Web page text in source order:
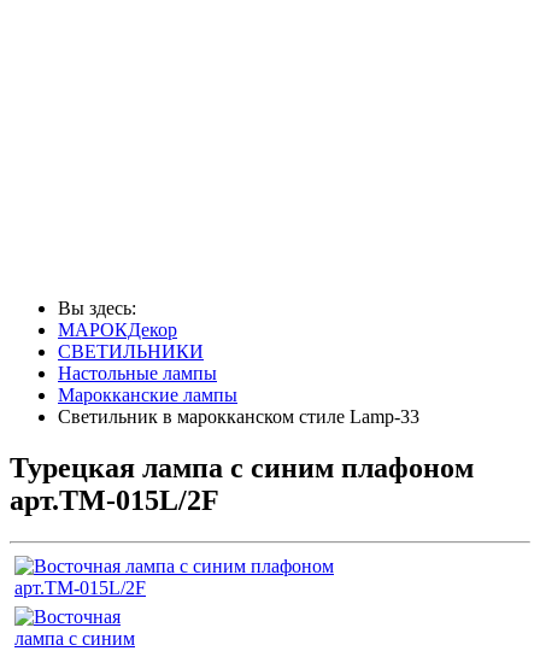
Вы здесь:
МАРОКДекор
СВЕТИЛЬНИКИ
Настольные лампы
Марокканские лампы
Светильник в марокканском стиле Lamp-33
Турецкая лампа с синим плафоном
арт.ТМ-015L/2F